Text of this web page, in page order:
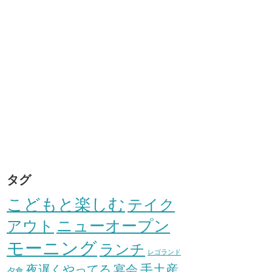
タグ
こどもと楽しむ テイク
アウト ニューオープン
モーニング ランチ レゴランド